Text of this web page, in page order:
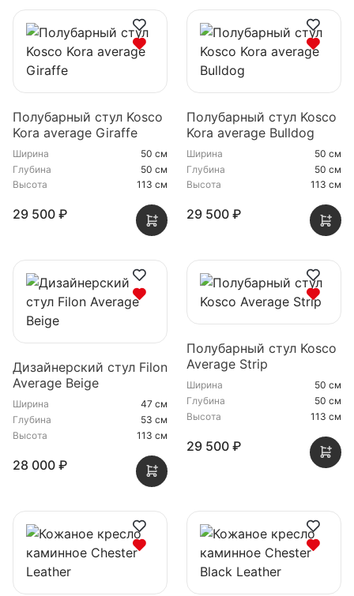
Полубарный стул Kosco
Kora average Giraffe
Ширина
50 см
Глубина
50 см
Высота
113 см
29 500 ₽
Полубарный стул Kosco
Kora average Bulldog
Ширина
50 см
Глубина
50 см
Высота
113 см
29 500 ₽
Дизайнерский стул Filon
Average Beige
Ширина
47 см
Глубина
53 см
Высота
113 см
28 000 ₽
Полубарный стул Kosco
Average Strip
Ширина
50 см
Глубина
50 см
Высота
113 см
29 500 ₽